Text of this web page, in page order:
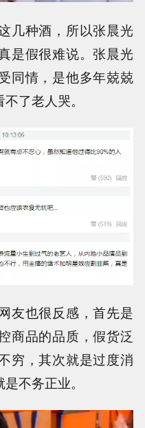
几种酒，所以张晨光
是假很难说。张晨光
同情，是他多年兢兢
了老人哭。
友也很反感，首先是
商品的品质，假货泛
穷，其次就是过度消
不务正业。